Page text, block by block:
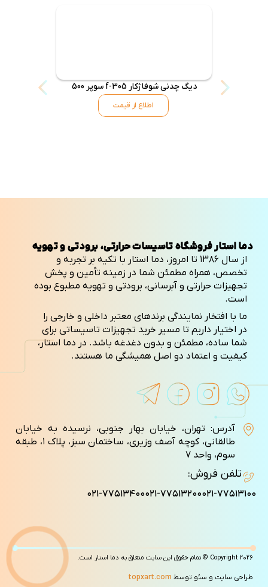
دیگ چدنی شوفاژکار f-305 سوپر 500
اطلاع از قیمت
دما استار فروشگاه تاسیسات حرارتی، برودتی و تهویه
از سال ۱۳۸۶ تا امروز، دما استار با تکیه بر تجربه و
تخصص، همراه مطمئن شما در زمینه تأمین و پخش
تجهیزات حرارتی و آبرسانی، برودتی و تهویه مطبوع بوده
است.
ما با افتخار نمایندگی برندهای معتبر داخلی و خارجی را
در اختیار داریم تا مسیر خرید تجهیزات تاسیساتی برای
شما ساده، مطمئن و بدون دغدغه باشد. در دما استار،
کیفیت و اعتماد دو اصل همیشگی ما هستند.
آدرس: تهران، خیابان بهار جنوبی، نرسیده به خیابان
طالقانی، کوچه آصف وزيری، ساختمان سبز، پلاک ۱، طبقه
سوم، واحد ۷
تلفن فروش:
۰۲۱-۷۷۵۱۳۱۰۰۰۲۱-۷۷۵۱۳۲۰۰۰۲۱-۷۷۵۱۳۴۰۰
Copyright 2026 © تمام حقوق این سایت متعلق به دما استار است.
طراحی سایت و سئو توسط topxart.com